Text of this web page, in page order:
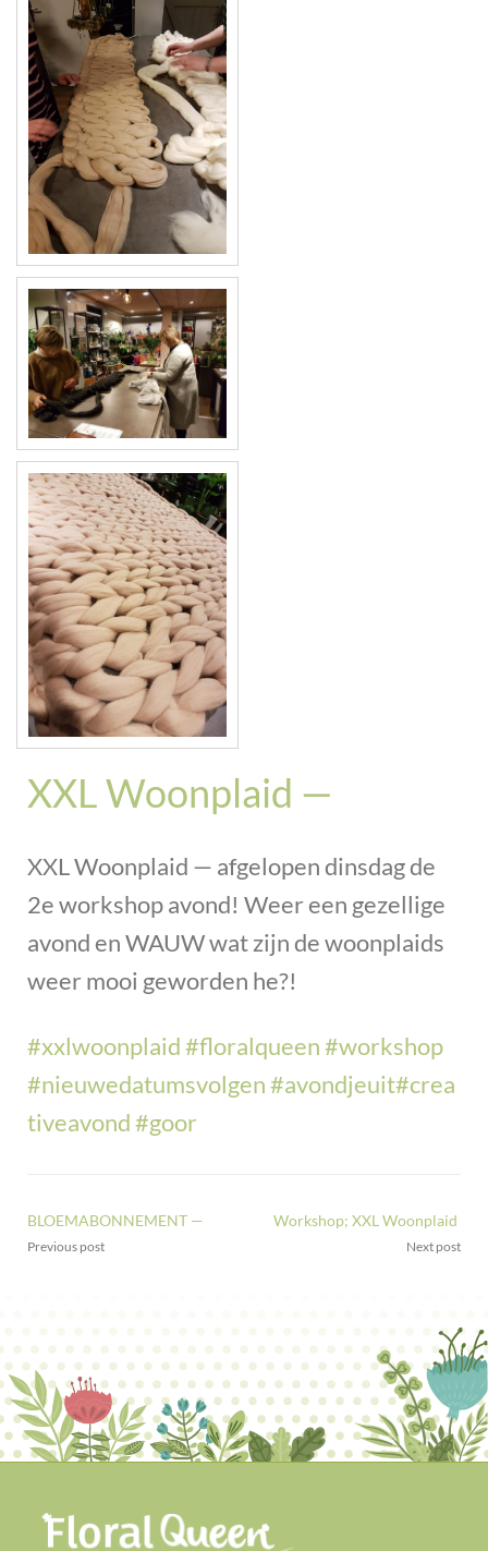
XXL Woonplaid —
XXL Woonplaid — afgelopen dinsdag de
2e workshop avond! Weer een gezellige
avond en WAUW wat zijn de woonplaids
weer mooi geworden he?!
#xxlwoonplaid#floralqueen#workshop
#nieuwedatumsvolgen#avondjeuit#crea
tiveavond#goor
BLOEMABONNEMENT —
Previous post
Workshop; XXL Woonplaid
Next post